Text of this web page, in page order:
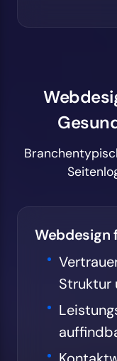
Webdesign
Struktur